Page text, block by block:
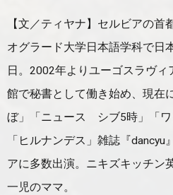
はお茶摘みの体験もしました。 また、料
に招いてく…
【文／ティヤナ】セルビアの
オグラード大学日本語学科で日
日。2002年よりユーゴスラヴ
館で秘書として働き始め、現在
ぼ」「ニュース シブ5時」「ワ
「ヒルナンデス」雑誌『
アに多数出演。ニキズキッチン
一児のママ。